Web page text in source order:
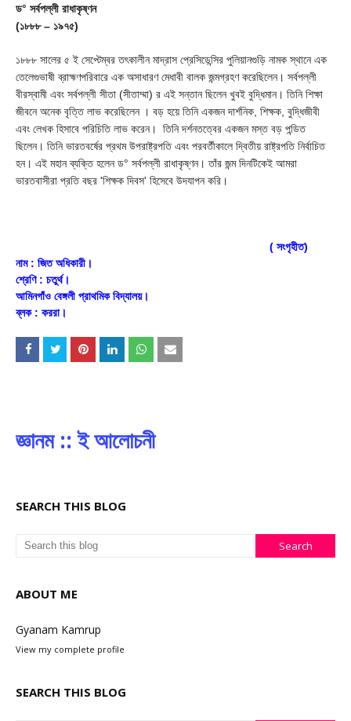
ড° সর্বপল্লী রাধাকৃষ্ণন
(১৮৮৮ – ১৯৭৫)
১৮৮৮ সালের ৫ ই সেপ্টেম্বর তৎকালীন মাদ্রাস প্রেসিডেন্সির পুলিয়ানগুড়ি নামক স্থানে এক
তেলেগুভাষী ব্রাহ্মণপরিবারে এক অসাধারণ মেধাবী বালক জন্মগ্রহণ করেছিলেন। সর্বপল্লী
বীরস্বামী এবং সর্বপল্লী সীতা (সীতাম্মা) র এই সন্তান ছিলেন খুবই বুদ্ধিমান। তিনি শিক্ষা
জীবনে অনেক বৃত্তি লাভ করেছিলেন । বড় হয়ে তিনি একজন দার্শনিক, শিক্ষক, বুদ্ধিজীবী
এবং লেখক হিসাবে পরিচিতি লাভ করেন। তিনি দর্শনতত্বের একজন মস্ত বড় পন্ডিত
ছিলেন। তিনি ভারতবর্ষের প্রথম উপরাষ্ট্রপতি এবং পরবর্তীকালে দ্বিতীয় রাষ্ট্রপতি নির্বাচিত
হন। এই মহান ব্যক্তি হলেন ড° সর্বপল্লী রাধাকৃষ্ণন। তাঁর জন্ম দিনটিকেই আমরা
ভারতবাসীরা প্রতি বছর 'শিক্ষক দিবস' হিসেবে উদযাপন করি।
( সংগৃহীত)
নাম : জিত অধিকারী।
শ্রেণি : চতুর্থ।
আমিনগাঁও বেঙ্গলী প্রাথমিক বিদ্যালয়।
ব্লক : কররা।
জ্ঞানম :: ই আলোচনী
SEARCH THIS BLOG
ABOUT ME
Gyanam Kamrup
View my complete profile
SEARCH THIS BLOG